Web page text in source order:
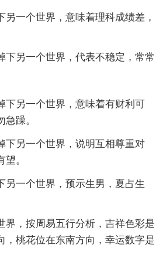
另一个世界，意味着理科成绩差，
下另一个世界，代表不稳定，常常
下另一个世界，意味着有财利可
躁。
下另一个世界，说明互相尊重对
。
另一个世界，预示生男，夏占生
界，按周易五行分析，吉祥色彩是
，桃花位在东南方向，幸运数字是